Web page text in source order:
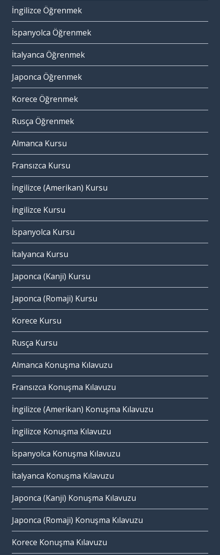
İngilizce Öğrenmek
İspanyolca Öğrenmek
İtalyanca Öğrenmek
Japonca Öğrenmek
Korece Öğrenmek
Rusça Öğrenmek
Almanca Kursu
Fransızca Kursu
İngilizce (Amerikan) Kursu
İngilizce Kursu
İspanyolca Kursu
İtalyanca Kursu
Japonca (Kanji) Kursu
Japonca (Romaji) Kursu
Korece Kursu
Rusça Kursu
Almanca Konuşma Kılavuzu
Fransızca Konuşma Kılavuzu
İngilizce (Amerikan) Konuşma Kılavuzu
İngilizce Konuşma Kılavuzu
İspanyolca Konuşma Kılavuzu
İtalyanca Konuşma Kılavuzu
Japonca (Kanji) Konuşma Kılavuzu
Japonca (Romaji) Konuşma Kılavuzu
Korece Konuşma Kılavuzu